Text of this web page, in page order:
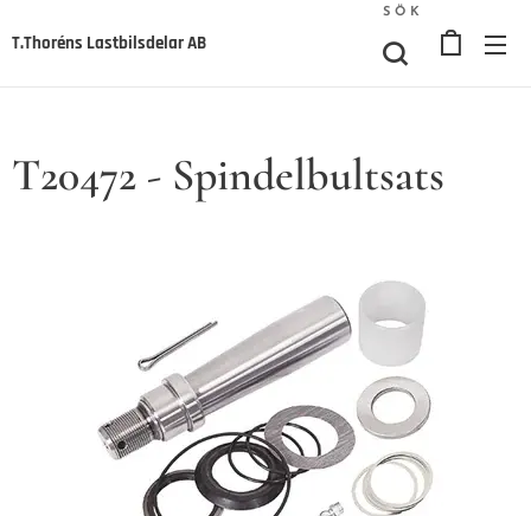
T.Thoréns Lastbilsdelar AB
SÖK
T20472 - Spindelbultsats